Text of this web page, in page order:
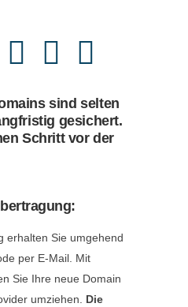
sind selten
gesichert.
Schritt vor der
erhalten Sie umgehend
per E-Mail. Mit
Sie Ihre neue Domain
umziehen. Die